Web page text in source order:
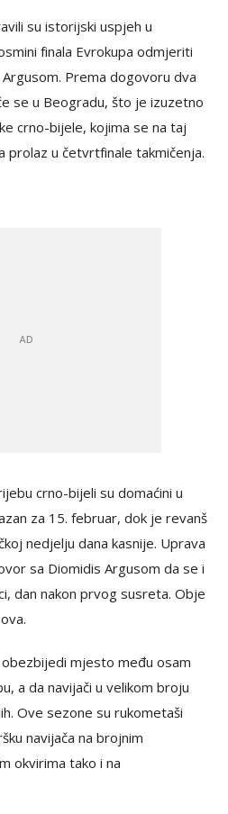
su istorijski uspjeh u
finala Evrokupa odmjeriti
Prema dogovoru dva
se u Beogradu, što je izuzetno
crno-bijele, kojima se na taj
prolaz u četvrtfinale takmičenja.
crno-bijeli su domaćini u
za 15. februar, dok je revanš
nedjelju dana kasnije. Uprava
sa Diomidis Argusom da se i
dan nakon prvog susreta. Obje
mjesto među osam
a da navijači u velikom broju
Ove sezone su rukometaši
navijača na brojnim
okvirima tako i na